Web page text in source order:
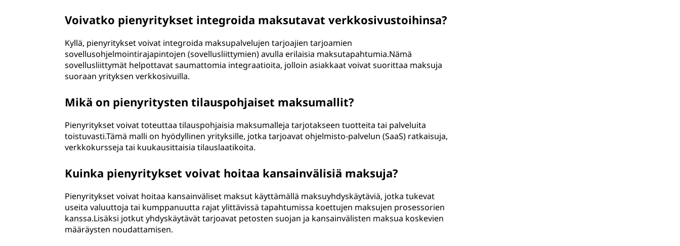
Voivatko pienyritykset integroida maksutavat verkkosivustoihinsa?
Kyllä, pienyritykset voivat integroida maksupalvelujen tarjoajien tarjoamien
sovellusohjelmointirajapintojen (sovellusliittymien) avulla erilaisia maksutapahtumia.Nämä
sovellusliittymät helpottavat saumattomia integraatioita, jolloin asiakkaat voivat suorittaa maksuja
suoraan yrityksen verkkosivuilla.
Mikä on pienyritysten tilauspohjaiset maksumallit?
Pienyritykset voivat toteuttaa tilauspohjaisia maksumalleja tarjotakseen tuotteita tai palveluita
toistuvasti.Tämä malli on hyödyllinen yrityksille, jotka tarjoavat ohjelmisto-palvelun (SaaS) ratkaisuja,
verkkokursseja tai kuukausittaisia tilauslaatikoita.
Kuinka pienyritykset voivat hoitaa kansainvälisiä maksuja?
Pienyritykset voivat hoitaa kansainväliset maksut käyttämällä maksuyhdyskäytäviä, jotka tukevat
useita valuuttoja tai kumppanuutta rajat ylittävissä tapahtumissa koettujen maksujen prosessorien
kanssa.Lisäksi jotkut yhdyskäytävät tarjoavat petosten suojan ja kansainvälisten maksua koskevien
määräysten noudattamisen.